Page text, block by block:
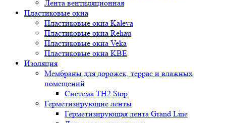
Лента вентиляционная
Пластиковые окна
Пластиковые окна Kaleva
Пластиковые окна Rehau
Пластиковые окна Veka
Пластиковые окна KBE
Изоляция
Мембраны для дорожек, террас и влажных
помещений
Система TH2 Stop
Герметизирующие ленты
Герметизирующая лента Grand Line